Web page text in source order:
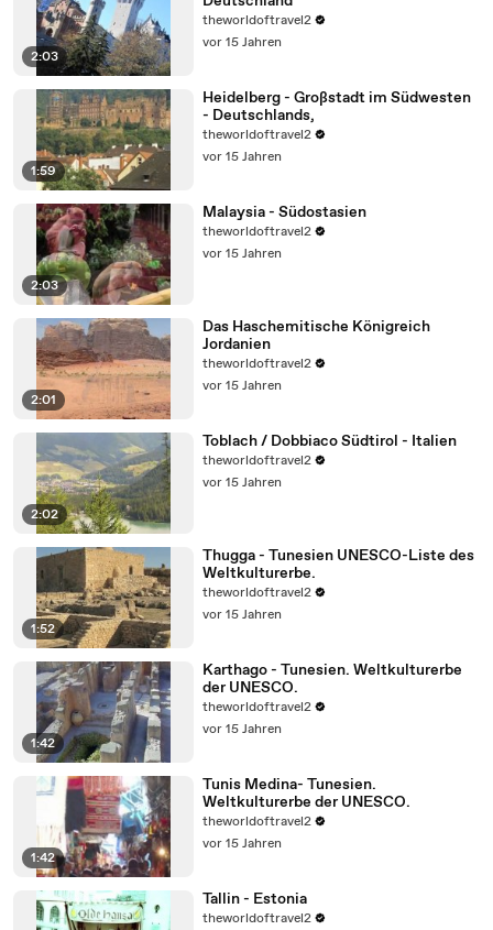
2:03
theworldoftravel2
vor 15 Jahren
1:59
Heidelberg - Großstadt im Südwesten
- Deutschlands,
theworldoftravel2
vor 15 Jahren
2:03
Malaysia - Südostasien
theworldoftravel2
vor 15 Jahren
2:01
Das Haschemitische Königreich
Jordanien
theworldoftravel2
vor 15 Jahren
2:02
Toblach / Dobbiaco Südtirol - Italien
theworldoftravel2
vor 15 Jahren
1:52
Thugga - Tunesien UNESCO-Liste des
Weltkulturerbe.
theworldoftravel2
vor 15 Jahren
1:42
Karthago - Tunesien. Weltkulturerbe
der UNESCO.
theworldoftravel2
vor 15 Jahren
1:42
Tunis Medina- Tunesien.
Weltkulturerbe der UNESCO.
theworldoftravel2
vor 15 Jahren
Tallin - Estonia
theworldoftravel2